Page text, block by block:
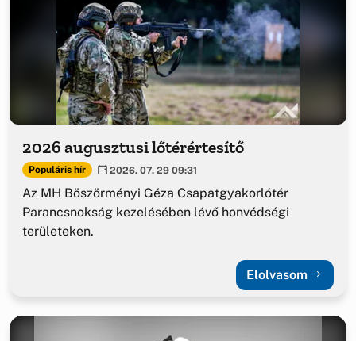
2026 augusztusi lőtérértesítő
Populáris hír 2026. 07. 29 09:31
Az MH Böszörményi Géza Csapatgyakorlótér
Parancsnokság kezelésében lévő honvédségi
területeken.
Elolvasom